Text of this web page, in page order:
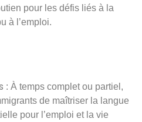
pour les défis liés à la
à l’emploi.
: À temps complet ou partiel,
de maîtriser la langue
pour l’emploi et la vie